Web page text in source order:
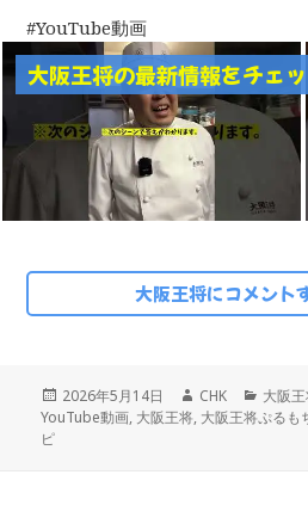
YouTube動画
大阪王将の最新情報をチェ
大阪王将にコメン
投
稿
2026年5月14日
作
成
CHK
カ
テ
大阪
YouTube動画, 大阪王将, 大阪王将ぷるも
ピ